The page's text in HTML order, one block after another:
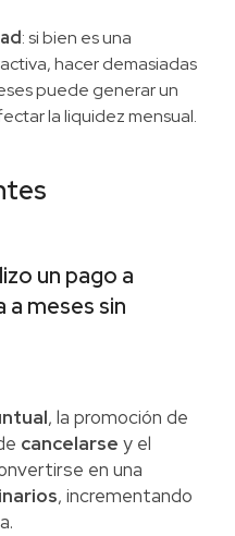
: si bien es una
hacer demasiadas
puede generar un
la liquidez mensual.
un pago a
meses sin
, la promoción de
cancelarse y el
en una
, incrementando